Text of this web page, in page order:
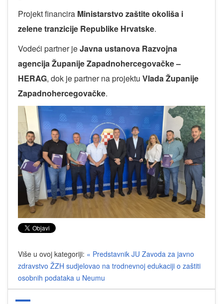
Projekt financira Ministarstvo zaštite okoliša i
zelene tranzicije Republike Hrvatske.
Vodeći partner jeJavna ustanova Razvojna
agencija Županije Zapadnohercegovačke –
HERAG, dok je partner na projektu Vlada Županije
Zapadnohercegovačke.
Više u ovoj kategoriji: « Predstavnik JU Zavoda za javno
zdravstvo ŽZH sudjelovao na trodnevnoj edukaciji o zaštiti
osobnih podataka u Neumu